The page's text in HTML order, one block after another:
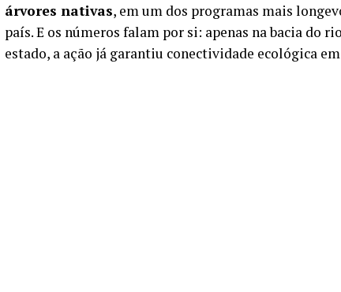
árvores nativas, em um dos programas mais
país. E os números falam por si: apenas na bacia do
estado, a ação já garantiu conectividade ecológica